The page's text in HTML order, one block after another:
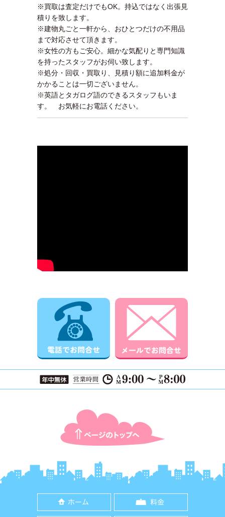
※買取は査定だけでもOK。持込ではなく出張見
積りを致します。
※建物丸ごと一軒から、おひとつだけの不用品
まで対応させて頂きます。
※女性の方もご安心。細かな気配りと専門知識
を持ったスタッフがお伺い致します。
※処分・回収・買取り、見積り額に追加料金が
かかることは一切ございません。
※英語とタガログ語のできるスタッフもいま
す。 お気軽にお電話ください。
電話でお問合せ